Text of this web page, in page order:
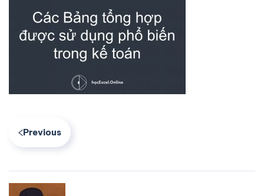
Previous